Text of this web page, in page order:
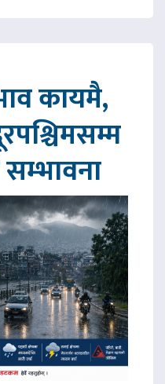
कायमै,
सम्भावना